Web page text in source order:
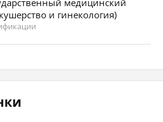
медицинский
и гинекология)